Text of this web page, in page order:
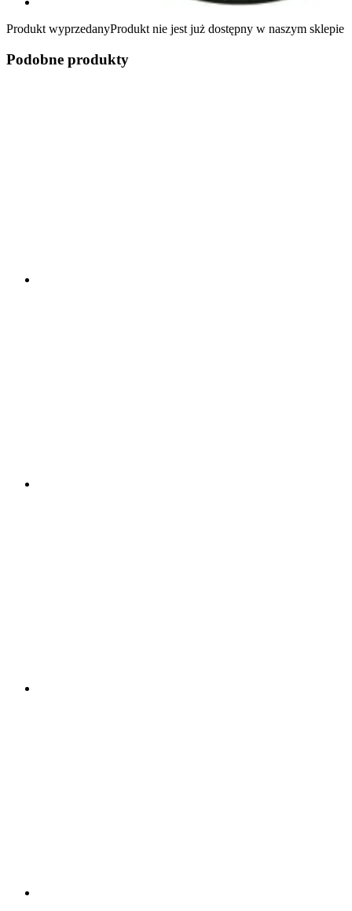
Produkt wyprzedanyProdukt nie jest już dostępny w naszym sklepie
Podobne produkty